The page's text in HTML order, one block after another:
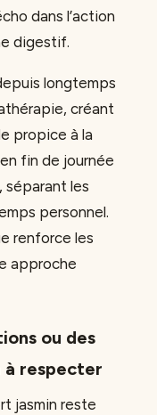
dans l’action
digestif.
longtemps
créant
propice à la
fin de journée
séparant les
personnel.
renforce les
approche
ou des
à respecter
jasmin reste